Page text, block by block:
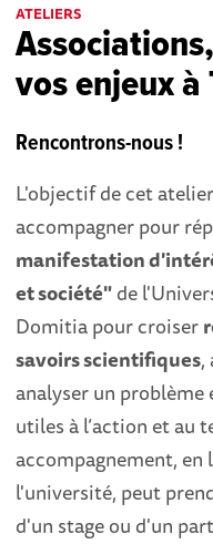
ATELIERS
vos enjeux à
Rencontrons-nous !
L'objectif de cet
accompagner pour
manifestation
et société"de
Domitia pour croiser
savoirs scientifiques,
analyser un problème
utiles à l’action et au
accompagnement, en
l'université, peut
d'un stage ou d'un